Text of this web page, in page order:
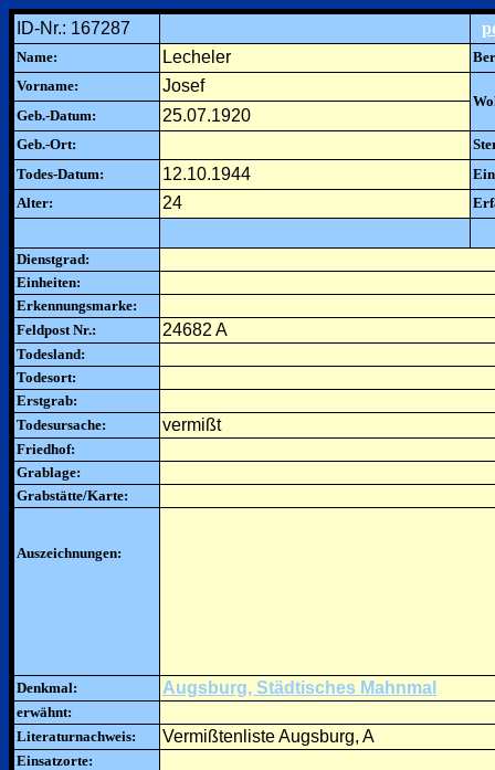
ID-Nr.: 167287
Name: Lecheler
Vorname:
Josef
Geb.-Datum:
25.07.1920
Geb.-Ort:
Todes-Datum:
12.10.1944
Alter:
24
Dienstgrad:
Einheiten:
Erkennungsmarke:
Feldpost Nr.:
24682 A
Todesland:
Todesort:
Erstgrab:
Todesursache:
vermißt
Friedhof:
Grablage:
Grabstätte/Karte:
Auszeichnungen:
Denkmal: Augsburg, Städtisches Mahnmal
erwähnt:
Literaturnachweis:
Vermißtenliste Augsburg, A
Einsatzorte: